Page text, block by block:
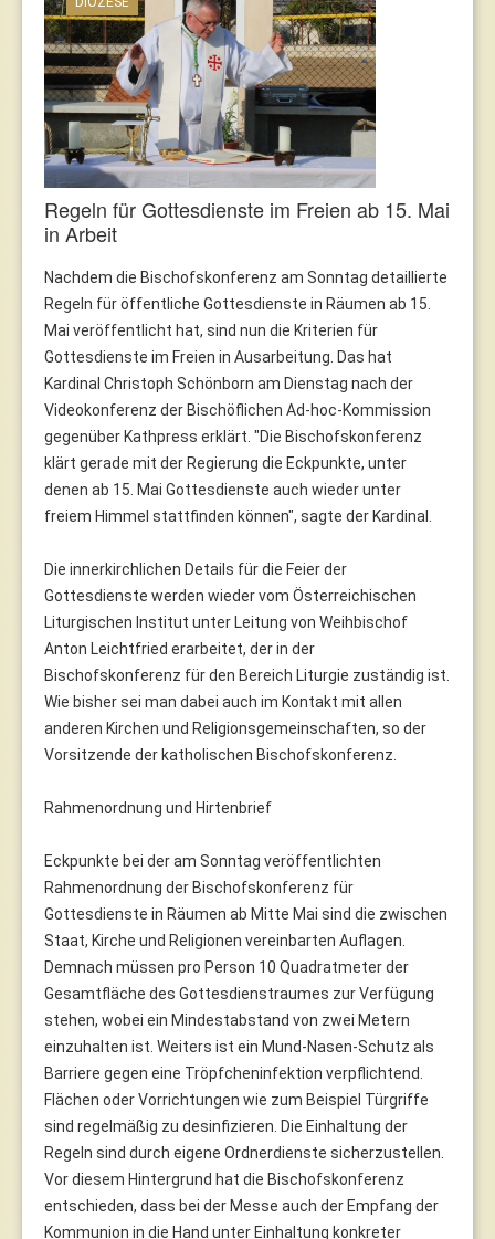
Regeln für Gottesdienste im Freien ab 15. Mai
in Arbeit
Nachdem die Bischofskonferenz am Sonntag detaillierte
Regeln für öffentliche Gottesdienste in Räumen ab 15.
Mai veröffentlicht hat, sind nun die Kriterien für
Gottesdienste im Freien in Ausarbeitung. Das hat
Kardinal Christoph Schönborn am Dienstag nach der
Videokonferenz der Bischöflichen Ad-hoc-Kommission
gegenüber Kathpress erklärt. "Die Bischofskonferenz
klärt gerade mit der Regierung die Eckpunkte, unter
denen ab 15. Mai Gottesdienste auch wieder unter
freiem Himmel stattfinden können", sagte der Kardinal.
Die innerkirchlichen Details für die Feier der
Gottesdienste werden wieder vom Österreichischen
Liturgischen Institut unter Leitung von Weihbischof
Anton Leichtfried erarbeitet, der in der
Bischofskonferenz für den Bereich Liturgie zuständig ist.
Wie bisher sei man dabei auch im Kontakt mit allen
anderen Kirchen und Religionsgemeinschaften, so der
Vorsitzende der katholischen Bischofskonferenz.
Rahmenordnung und Hirtenbrief
Eckpunkte bei der am Sonntag veröffentlichten
Rahmenordnung der Bischofskonferenz für
Gottesdienste in Räumen ab Mitte Mai sind die zwischen
Staat, Kirche und Religionen vereinbarten Auflagen.
Demnach müssen pro Person 10 Quadratmeter der
Gesamtfläche des Gottesdienstraumes zur Verfügung
stehen, wobei ein Mindestabstand von zwei Metern
einzuhalten ist. Weiters ist ein Mund-Nasen-Schutz als
Barriere gegen eine Tröpfcheninfektion verpflichtend.
Flächen oder Vorrichtungen wie zum Beispiel Türgriffe
sind regelmäßig zu desinfizieren. Die Einhaltung der
Regeln sind durch eigene Ordnerdienste sicherzustellen.
Vor diesem Hintergrund hat die Bischofskonferenz
entschieden, dass bei der Messe auch der Empfang der
Kommunion in die Hand unter Einhaltung konkreter